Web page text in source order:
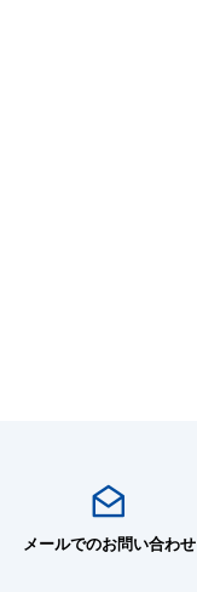
メールでのお問い合わせ